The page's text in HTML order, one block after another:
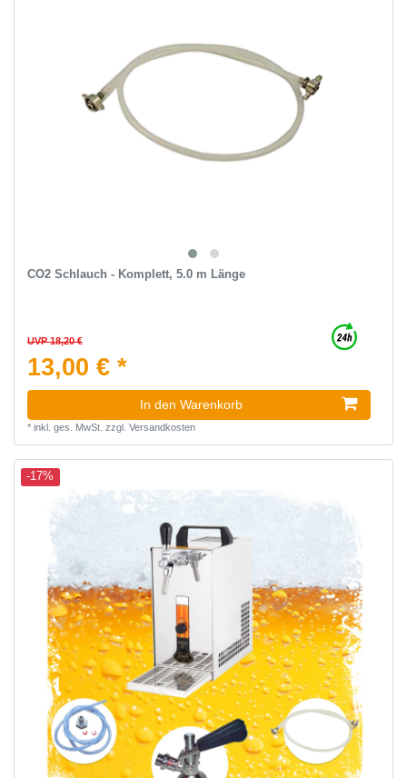
CO2 Schlauch - Komplett, 5.0 m Länge
UVP 18,20 €
13,00 € *
In den Warenkorb
* inkl. ges. MwSt. zzgl. Versandkosten
-17%